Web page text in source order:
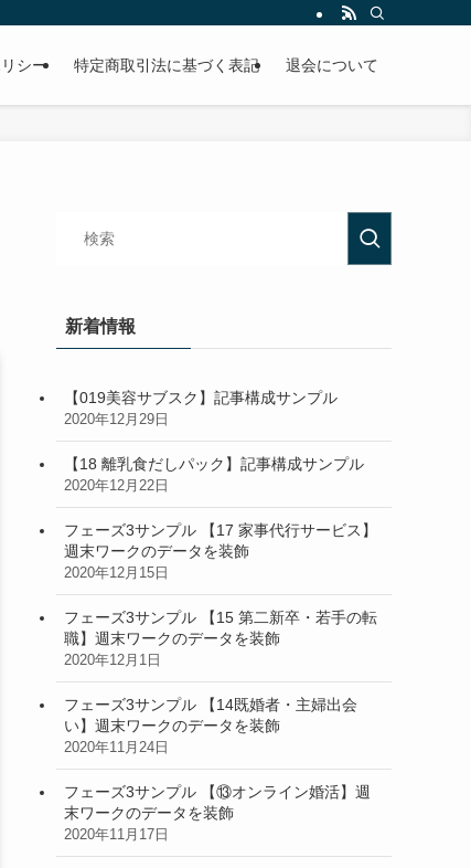
シー 特定商取引法に基づく表記 退会について
新着情報
【019美容サブスク】記事構成サンプル
2020年12月29日
【18 離乳食だしパック】記事構成サンプル
2020年12月22日
フェーズ3サンプル 【17 家事代行サービス】
週末ワークのデータを装飾
2020年12月15日
フェーズ3サンプル 【15 第二新卒・若手の転
職】週末ワークのデータを装飾
2020年12月1日
フェーズ3サンプル 【14既婚者・主婦出会
い】週末ワークのデータを装飾
2020年11月24日
フェーズ3サンプル 【⑬オンライン婚活】週
末ワークのデータを装飾
2020年11月17日